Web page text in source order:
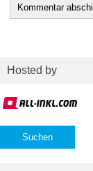
Hosted by
Suchen